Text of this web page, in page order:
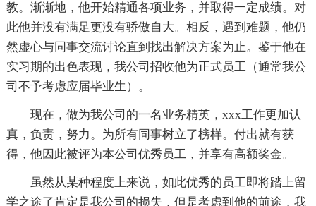
教。渐渐地，他开始精通各项业务，并取得一定成绩。对
此他并没有满足更没有骄傲自大。相反，遇到难题，他仍
然虚心与同事交流讨论直到找出解决方案为止。鉴于他在
实习期的出色表现，我公司招收他为正式员工（通常我公
司不予考虑应届毕业生）。
现在，做为我公司的一名业务精英，xxx工作更加认
真，负责，努力。为所有同事树立了榜样。付出就有获
得，他因此被评为本公司优秀员工，并享有高额奖金。
虽然从某种程度上来说，如此优秀的员工即将踏上留
学之途了肯定是我公司的损失，但是考虑到他的前途，我